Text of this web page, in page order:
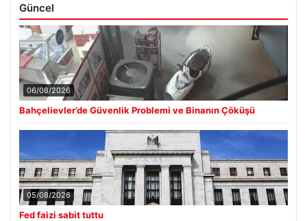
Güncel
06/08/2026
Bahçelievler’de Güvenlik Problemi ve Binanın Çöküşü
05/08/2026
Fed faizi sabit tuttu